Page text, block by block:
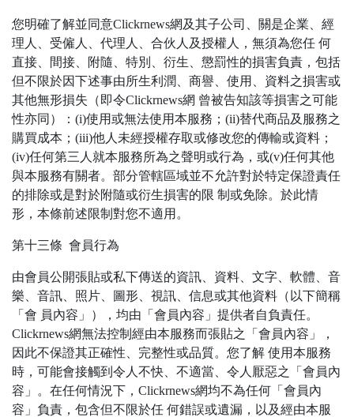
您明確了解並同意Clickrnews網及其子公司、關是企業、經
理人、受僱人、代理人、合伙人及授權人，無須為您任 何
直接、間接、附隨、特別、衍生、懲罰性的損害負責，包括
但不限於因下述事由所生利潤、商譽、使用、資料之損害或
其他無形損失（即令Clickrnews網 曾被告知該等損害之可能
性亦同）：(i)使用或無法使用本服務；(ii)替代商品及服務之
購買成本；(iii)他人未經授權存取或修改您的傳輸或資料；
(iv)任何第三人就本服務所為之聲明或行為，或(v)任何其他
與本服務有關者。部分管轄區域並不允許對於特定保證責任
的排除或是對於附隨或衍生損害的限 制或免除。於此情
形，本條前述限制對您不適用。
第十三條 會員行為
由會員公開張貼或私下傳送的資訊、資料、文字、軟體、音
樂、音訊、照片、圖形、視訊、信息或其他資料（以下簡稱
「會 員內容」），均由「會員內容」提供者自負責任。
Clickrnews網無法控制經由本服務而張貼之「會員內容」，
因此不保證其正確性、完整性或品質。您了解 使用本服務
時，可能會接觸到令人不快、不適當、令人厭惡之「會員內
容」。在任何情況下，Clickrnews網均不為任何「會員內
容」負責，包含但不限於任 何錯誤或遺漏，以及經由本服